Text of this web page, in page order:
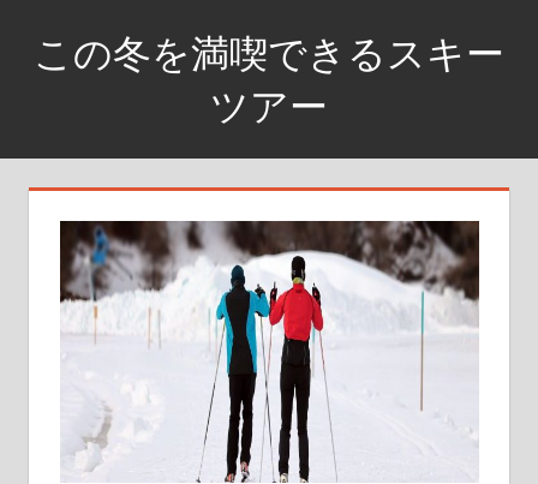
ツ
この冬を満喫できるスキー
ツアー
銀
世